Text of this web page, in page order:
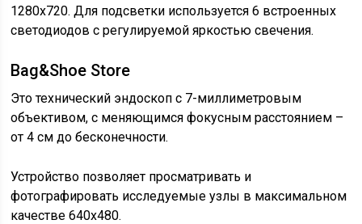
1280х720. Для подсветки используется 6 встроенных
светодиодов с регулируемой яркостью свечения.
Bag&Shoe Store
Это технический эндоскоп с 7-миллиметровым
объективом, с меняющимся фокусным расстоянием –
от 4 см до бесконечности.
Устройство позволяет просматривать и
фотографировать исследуемые узлы в максимальном
качестве 640х480.